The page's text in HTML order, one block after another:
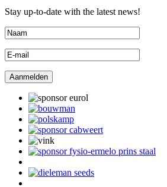
Stay up-to-date with the latest news!